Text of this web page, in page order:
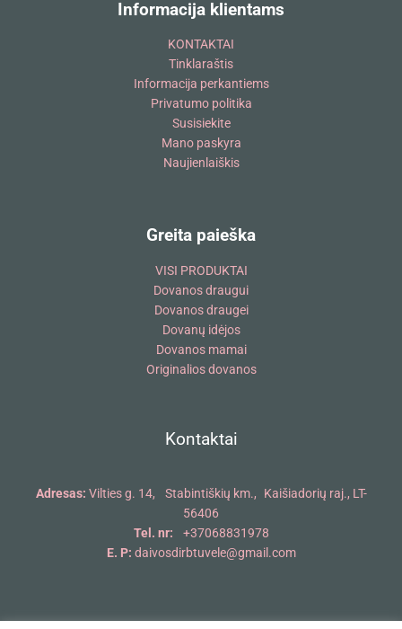
Informacija klientams
KONTAKTAI
Tinklaraštis
Informacija perkantiems
Privatumo politika
Susisiekite
Mano paskyra
Naujienlaiškis
Greita paieška
VISI PRODUKTAI
Dovanos draugui
Dovanos draugei
Dovanų idėjos
Dovanos mamai
Originalios dovanos
Kontaktai
Adresas: Vilties g. 14, Stabintiškių km., Kaišiadorių raj., LT-
56406
Tel. nr:
+37068831978
E. P: daivosdirbtuvele@gmail.com